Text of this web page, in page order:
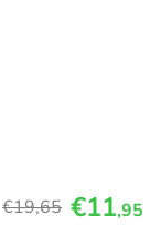
€19,65 €11,95